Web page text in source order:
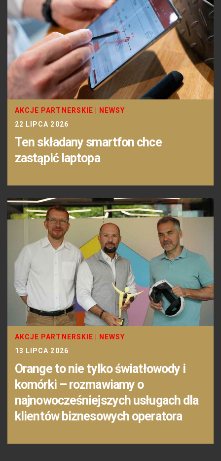
AKCJE PARTNERSKIE
NEWSY
22 LIPCA 2026
Ten składany smartfon chce
zastąpić laptopa
AKCJE PARTNERSKIE
NEWSY
13 LIPCA 2026
Orange to nie tylko światłowody i
komórki – rozmawiamy o
najnowocześniejszych usługach dla
klientów biznesowych operatora